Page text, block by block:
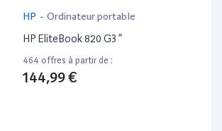
HP - Ordinateur portable
HP EliteBook 820 G3 ”
464 offres à partir de :
144,99 €